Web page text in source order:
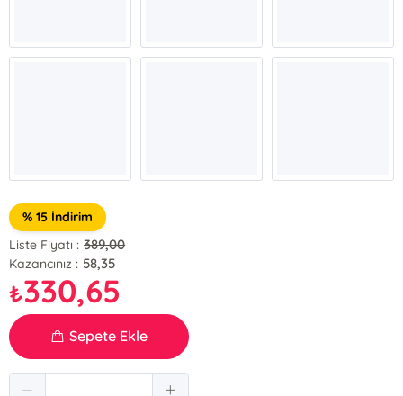
% 15 İndirim
Liste Fiyatı : 389,00
Kazancınız : 58,35
₺330,65
Sepete Ekle